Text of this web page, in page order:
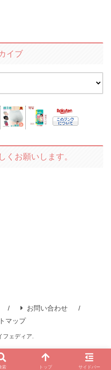
イブ
くお願いします。
お問い合わせ
マップ
ェディア.
索 トップ サイドバー